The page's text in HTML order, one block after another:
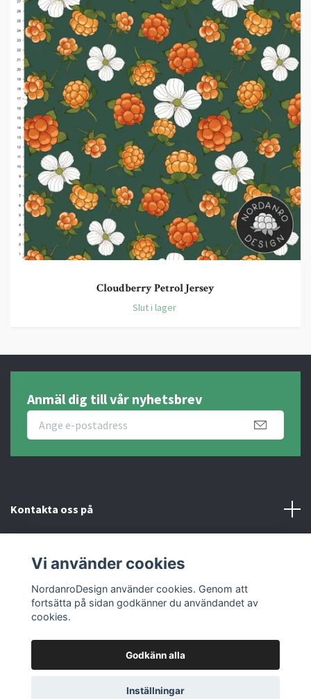
Cloudberry Petrol Jersey
Slut i lager
Anmäl dig till vår nyhetsbrev
Kontakta oss på
Sociala medier
© 2026 Nordanro Design
Vi använder cookies
NordanroDesign använder cookies. Genom att
fortsätta på sidan godkänner du användandet av
cookies.
Godkänn alla
Inställningar